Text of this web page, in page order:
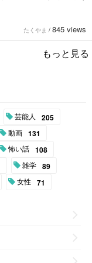
たくやま / 845 views
もっと見る
芸能人 205
動画 131
怖い話 108
雑学 89
女性 71